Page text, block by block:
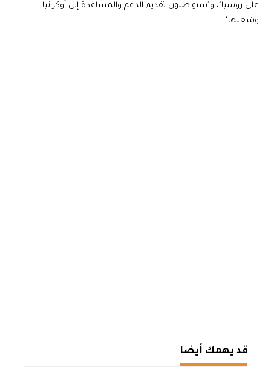
على روسيا"، و"سيواصلون تقديم الدعم والمساعدة إلى أوكرانيا
وشعبها".
قد يهمك أيضا